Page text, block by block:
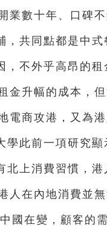
業數十年、口碑不
，共同點都是中
，不外乎高昂的
金升幅的成本，
電商攻港，又為
學此前一項研究
北上消費習慣，
人在內地消費並
國在變，顧客的